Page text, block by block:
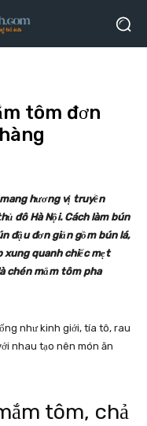
tôm đơn
hương vị truyền
đô Hà Nội. Cách làm bún
đậu đơn giản gồm bún lá,
xung quanh chiếc mẹt
chén mắm tôm pha
như kinh giới, tía tô, rau
nhau tạo nên món ăn
tôm, chả